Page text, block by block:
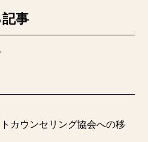
事
カウンセリング協会への移